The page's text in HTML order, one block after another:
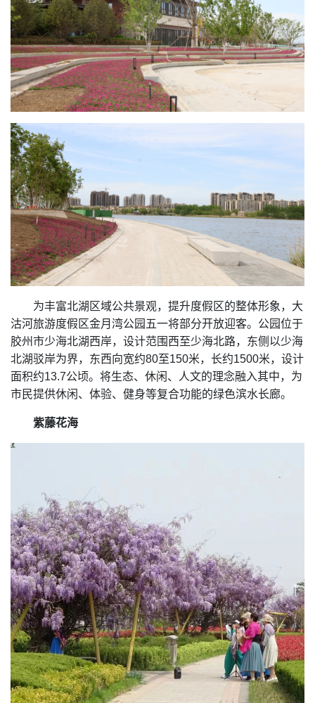
为丰富北湖区域公共景观，提升度假区的整体形象，大
沽河旅游度假区金月湾公园五一将部分开放迎客。公园位于
胶州市少海北湖西岸，设计范围西至少海北路，东侧以少海
北湖驳岸为界，东西向宽约80至150米，长约1500米，设计
面积约13.7公顷。将生态、休闲、人文的理念融入其中，为
市民提供休闲、体验、健身等复合功能的绿色滨水长廊。
紫藤花海